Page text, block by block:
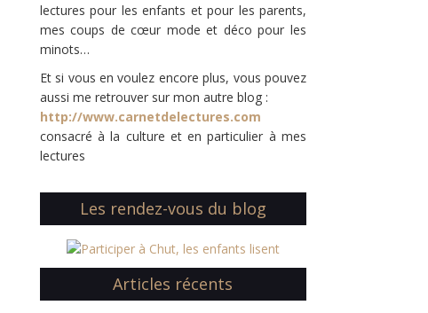
lectures pour les enfants et pour les parents,
mes coups de cœur mode et déco pour les
minots…
Et si vous en voulez encore plus, vous pouvez
aussi me retrouver sur mon autre blog :
http://www.carnetdelectures.com
consacré à la culture et en particulier à mes
lectures
Les rendez-vous du blog
Articles récents